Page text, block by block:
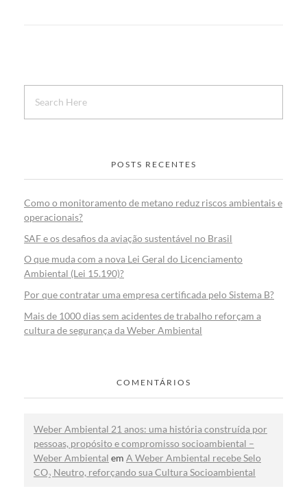
POSTS RECENTES
Como o monitoramento de metano reduz riscos ambientais e
operacionais?
SAF e os desafios da aviação sustentável no Brasil
O que muda com a nova Lei Geral do Licenciamento
Ambiental (Lei 15.190)?
Por que contratar uma empresa certificada pelo Sistema B?
Mais de 1000 dias sem acidentes de trabalho reforçam a
cultura de segurança da Weber Ambiental
COMENTÁRIOS
Weber Ambiental 21 anos: uma história construída por
pessoas, propósito e compromisso socioambiental –
Weber Ambiental em A Weber Ambiental recebe Selo
CO₂ Neutro, reforçando sua Cultura Socioambiental